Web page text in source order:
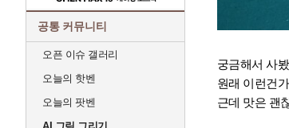
공통 커뮤니티
오픈 이슈 갤러리
오늘의 핫벤
오늘의 팟벤
궁금해서 사
원래 이런건
근데 맛은 괜